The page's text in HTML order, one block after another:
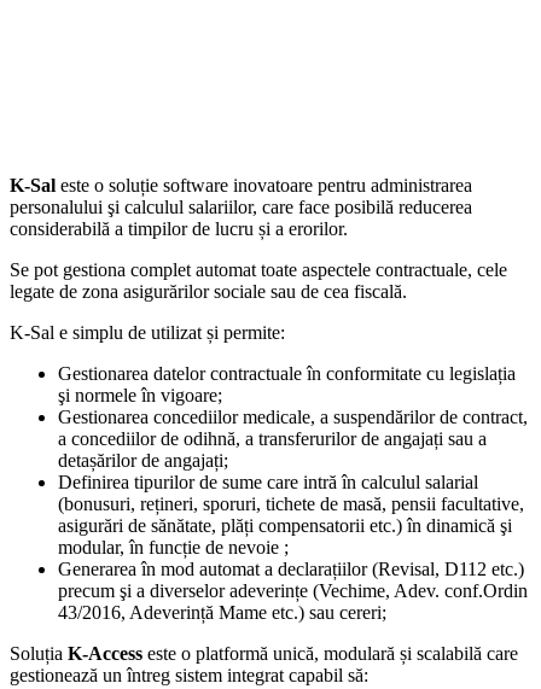
K-Sal este o soluție software inovatoare pentru administrarea
personalului şi calculul salariilor, care face posibilă reducerea
considerabilă a timpilor de lucru și a erorilor.
Se pot gestiona complet automat toate aspectele contractuale, cele
legate de zona asigurărilor sociale sau de cea fiscală.
K-Sal e simplu de utilizat și permite:
Gestionarea datelor contractuale în conformitate cu legislația
şi normele în vigoare;
Gestionarea concediilor medicale, a suspendărilor de contract,
a concediilor de odihnă, a transferurilor de angajați sau a
detașărilor de angajați;
Definirea tipurilor de sume care intră în calculul salarial
(bonusuri, rețineri, sporuri, tichete de masă, pensii facultative,
asigurări de sănătate, plăți compensatorii etc.) în dinamică şi
modular, în funcție de nevoie ;
Generarea în mod automat a declarațiilor (Revisal, D112 etc.)
precum şi a diverselor adeverințe (Vechime, Adev. conf.Ordin
43/2016, Adeverință Mame etc.) sau cereri;
Soluția K-Access este o platformă unică, modulară și scalabilă care
gestionează un întreg sistem integrat capabil să: